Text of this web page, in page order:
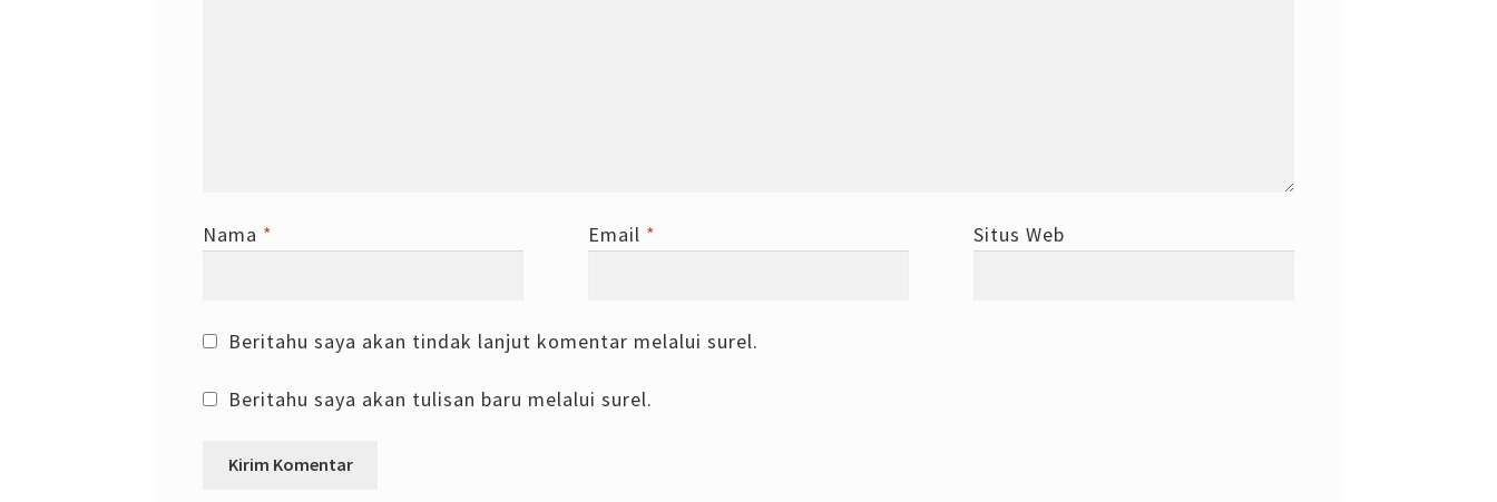
Nama * Email * Situs Web
Beritahu saya akan tindak lanjut komentar melalui surel.
Beritahu saya akan tulisan baru melalui surel.